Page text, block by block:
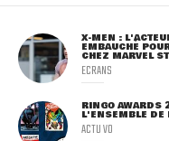
X-MEN :
EMBAUCHÉ
CHEZ MARVEL
ECRANS
RINGO AWARDS
L'ENSEMBLE DE
ACTU VO